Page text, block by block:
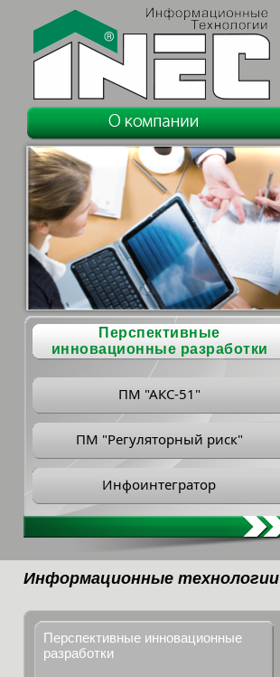
Перспективные
инновационные разработки
ПМ "АКС-51"
ПМ "Регуляторный риск"
Инфоинтегратор
Информационные технологии
Перспективные инновационные
разработки